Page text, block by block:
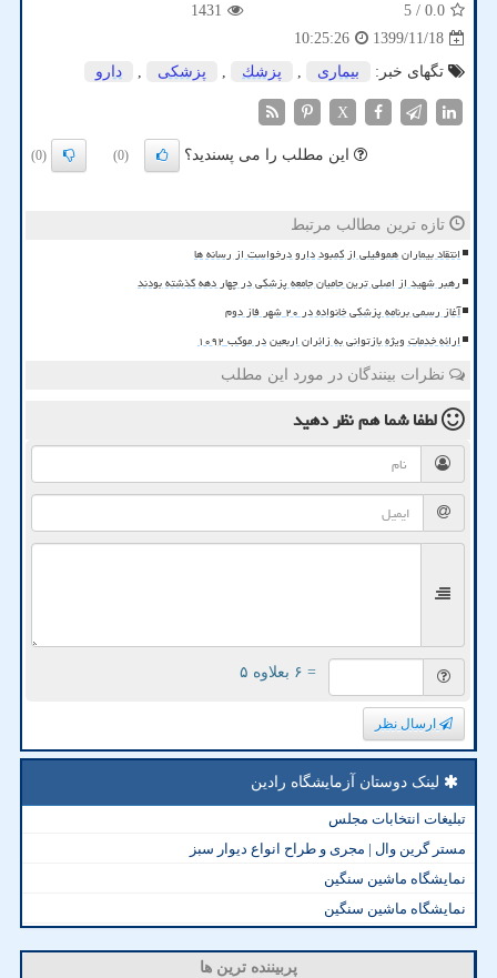
0.0
/ 5
1431
1399/11/18
10:25:26
تگهای خبر:
بیماری , پزشك , پزشكی , دارو
X
این مطلب را می پسندید؟ (0)
(0)
تازه ترین مطالب مرتبط
انتقاد بیماران هموفیلی از کمبود دارو درخواست از رسانه ها
رهبر شهید از اصلی ترین حامیان جامعه پزشکی در چهار دهه گذشته بودند
آغاز رسمی برنامه پزشکی خانواده در ۲۰ شهر فاز دوم
ارائه خدمات ویژه بازتوانی به زائران اربعین در موکب ۱۰۹۲
نظرات بینندگان در مورد این مطلب
لطفا شما همنظر دهید
= ۶ بعلاوه ۵
ارسال نظر
لینک دوستان آزمایشگاه رادین
تبلیغات انتخابات مجلس
مستر گرین وال | مجری و طراح انواع دیوار سبز
نمایشگاه ماشین سنگین
نمایشگاه ماشین سنگین
پربیننده ترین ها